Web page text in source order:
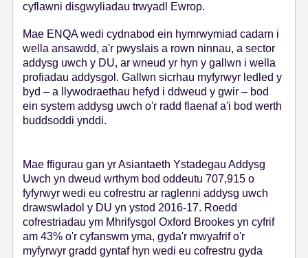
cyflawni disgwyliadau trwyadl Ewrop.
Mae ENQA wedi cydnabod ein hymrwymiad cadarn i
wella ansawdd, a'r pwyslais a rown ninnau, a sector
addysg uwch y DU, ar wneud yr hyn y gallwn i wella
profiadau addysgol. Gallwn sicrhau myfyrwyr ledled y
byd – a llywodraethau hefyd i ddweud y gwir – bod
ein system addysg uwch o'r radd flaenaf a'i bod werth
buddsoddi ynddi.
Mae ffigurau gan yr Asiantaeth Ystadegau Addysg
Uwch yn dweud wrthym bod oddeutu 707,915 o
fyfyrwyr wedi eu cofrestru ar raglenni addysg uwch
drawswladol y DU yn ystod 2016-17. Roedd
cofrestriadau ym Mhrifysgol Oxford Brookes yn cyfrif
am 43% o'r cyfanswm yma, gyda'r mwyafrif o'r
myfyrwyr gradd gyntaf hyn wedi eu cofrestru gyda